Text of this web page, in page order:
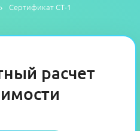
Сертификат СТ-1
расчет